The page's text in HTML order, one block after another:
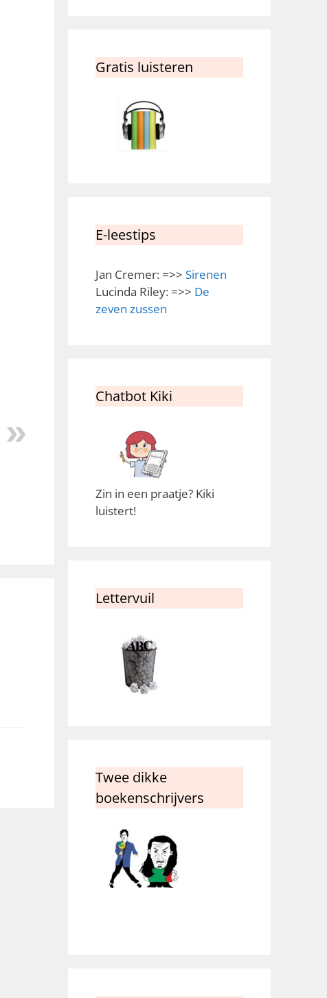
Gratis luisteren
E-leestips
Jan Cremer: =>> Sirenen
Lucinda Riley: =>> De
zeven zussen
Chatbot Kiki
Zin in een praatje? Kiki
luistert!
Lettervuil
Twee dikke
boekenschrijvers